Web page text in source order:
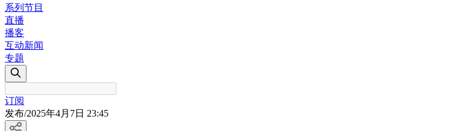
系列节目
直播
播客
互动新闻
专题
订阅
发布/2025年4月7日 23:45